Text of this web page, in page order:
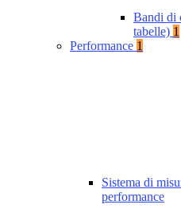
Bandi di
tabelle) 1
Performance 1
Sistema di
performance